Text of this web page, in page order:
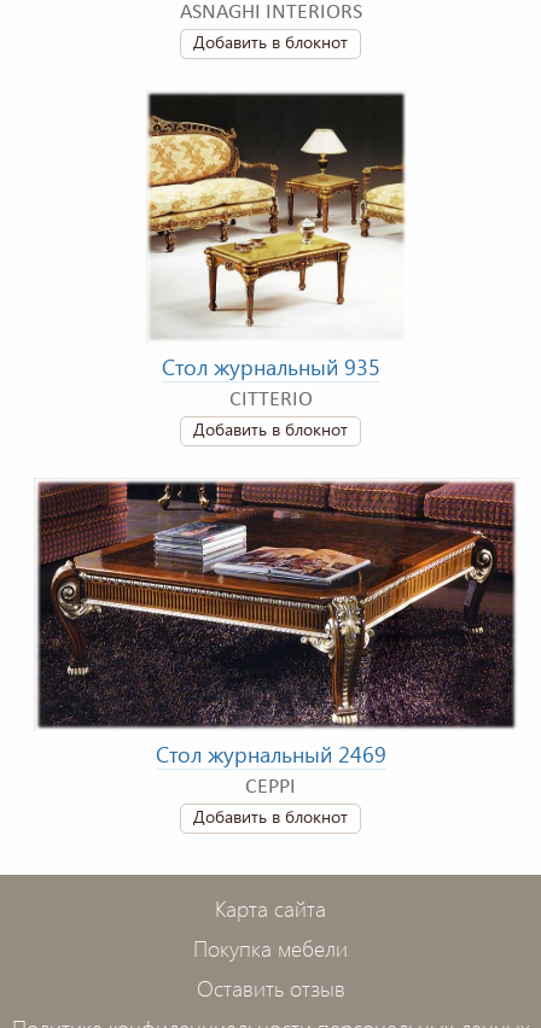
ASNAGHI INTERIORS
Добавить в блокнот
Стол журнальный 935
CITTERIO
Добавить в блокнот
Стол журнальный 2469
CEPPI
Добавить в блокнот
Карта сайта
Покупка мебели
Оставить отзыв